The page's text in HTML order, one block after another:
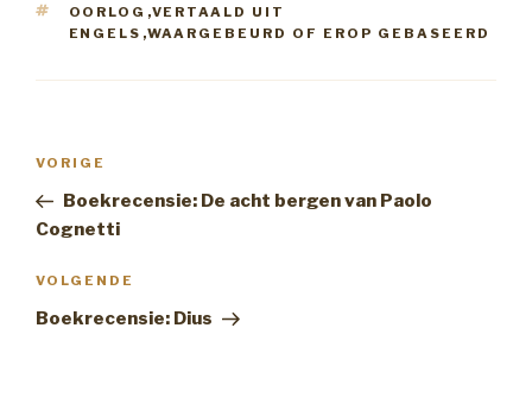
TAGS
OORLOG ,VERTAALD UIT
ENGELS ,WAARGEBEURD OF EROP GEBASEERD
Vorig
bericht
VORIGE
Boekrecensie: De acht bergen van Paolo
Cognetti
Volgend
Bericht
VOLGENDE
Boekrecensie: Dius